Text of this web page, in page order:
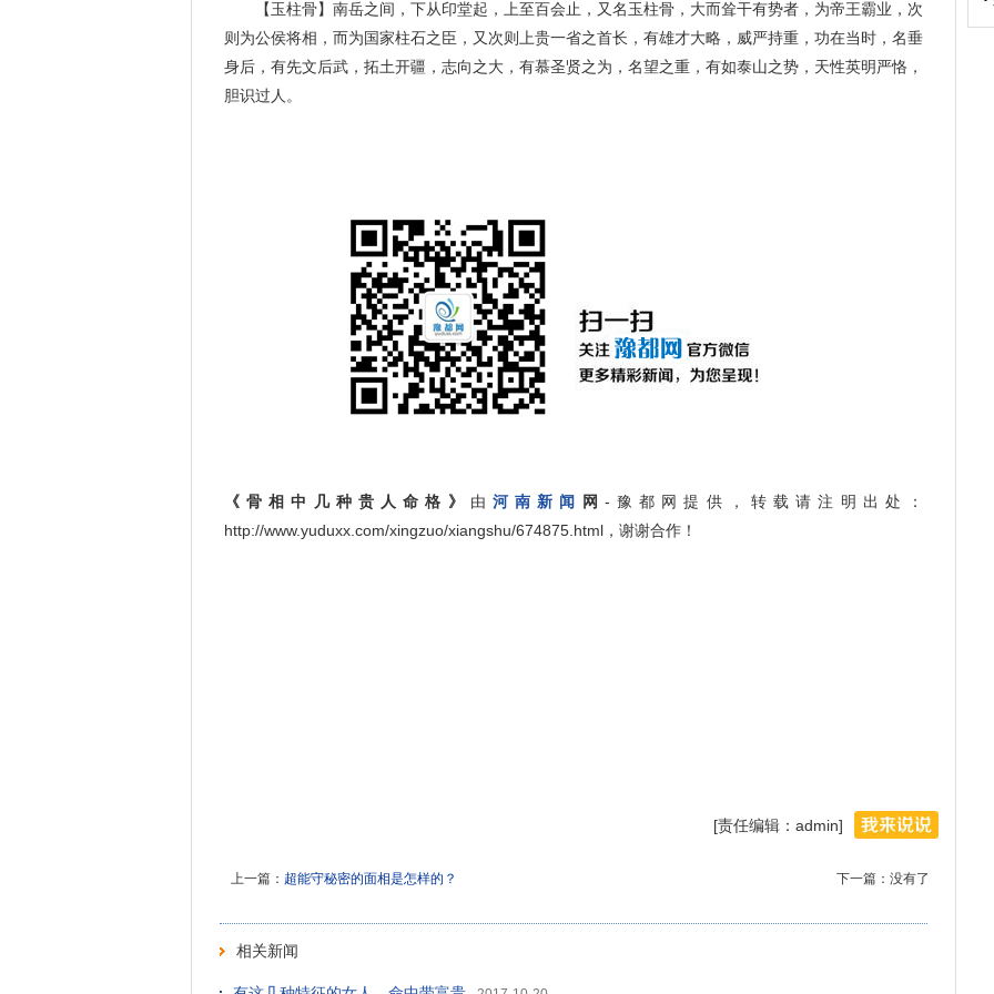
【玉柱骨】南岳之间，下从印堂起，上至百会止，又名玉柱骨，大而耸干有势者，为帝王霸业，次
则为公侯将相，而为国家柱石之臣，又次则上贵一省之首长，有雄才大略，威严持重，功在当时，名垂
身后，有先文后武，拓土开疆，志向之大，有慕圣贤之为，名望之重，有如泰山之势，天性英明严恪，
胆识过人。
《骨相中几种贵人命格》 由 河南新闻 网 -豫都网提供，转载请注明出处：
http://www.yuduxx.com/xingzuo/xiangshu/674875.html，谢谢合作！
[责任编辑：admin]
下一篇：没有了
上一篇： 超能守秘密的面相是怎样的？
相关新闻